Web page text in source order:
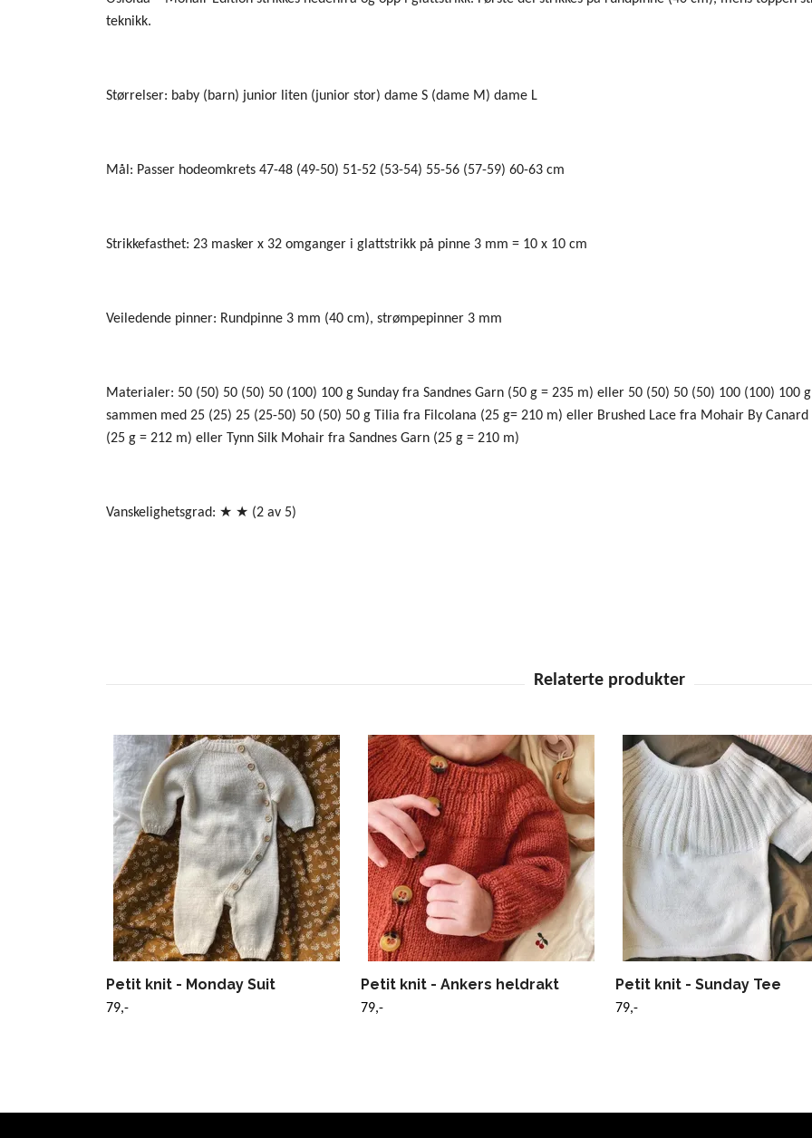
teknikk.
Størrelser: baby (barn) junior liten (junior stor) dame S (dame M) dame L
Mål: Passer hodeomkrets 47-48 (49-50) 51-52 (53-54) 55-56 (57-59) 60-63 cm
Strikkefasthet: 23 masker x 32 omganger i glattstrikk på pinne 3 mm = 10 x 10 cm
Veiledende pinner: Rundpinne 3 mm (40 cm), strømpepinner 3 mm
Materialer: 50 (50) 50 (50) 50 (100) 100 g Sunday fra Sandnes Garn (50 g = 235 m) eller 50 (50) 50 (50) 100 (100) 100
sammen med 25 (25) 25 (25-50) 50 (50) 50 g Tilia fra Filcolana (25 g= 210 m) eller Brushed Lace fra Mohair By
(25 g = 212 m) eller Tynn Silk Mohair fra Sandnes Garn (25 g = 210 m)
Vanskelighetsgrad: ★ ★ (2 av 5)
Petit knit - Monday Suit
79,-
Petit knit - Ankers heldrakt
79,-
Petit knit - Sunday Tee
79,-